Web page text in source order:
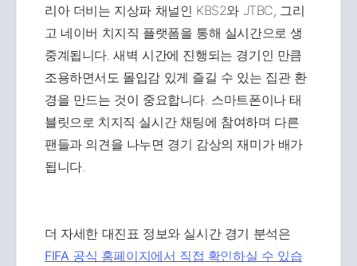
리아 더비는 지상파 채널인 KBS2와 JTBC, 그리
고 네이버 치지직 플랫폼을 통해 실시간으로 생
중계됩니다. 새벽 시간에 진행되는 경기인 만큼
조용하면서도 몰입감 있게 즐길 수 있는 집관 환
경을 만드는 것이 중요합니다. 스마트폰이나 태
블릿으로 치지직 실시간 채팅에 참여하며 다른
팬들과 의견을 나누면 경기 감상의 재미가 배가
됩니다.
더 자세한 대진표 정보와 실시간 경기 분석은
FIFA 공식 홈페이지에서 직접 확인하실 수 있습